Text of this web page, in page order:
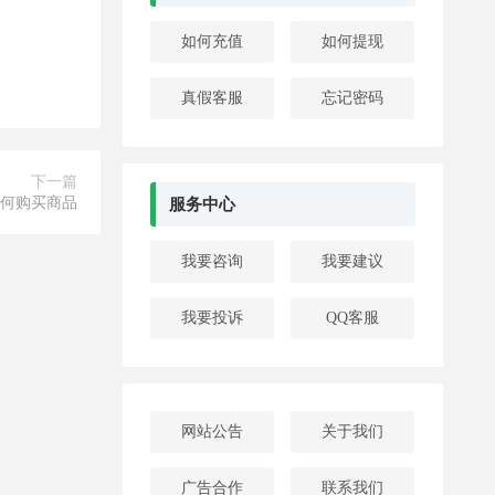
下一篇
购买商品
如何充值 如何提现
真假客服 忘记密码
服务中心
我要咨询 我要建议
我要投诉 QQ客服
网站公告 关于我们
广告合作 联系我们